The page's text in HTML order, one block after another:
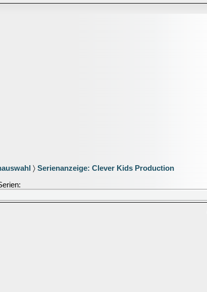
〉 Serienanzeige: Clever Kids Production